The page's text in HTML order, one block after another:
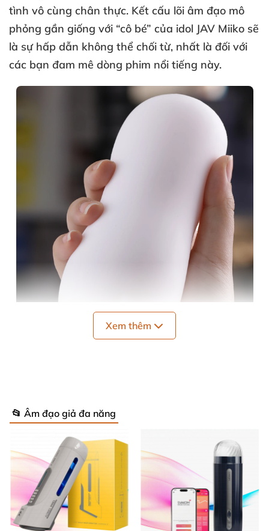
tình vô cùng chân thực. Kết cấu lõi âm đạo mô
phỏng gần giống với “cô bé” của idol JAV Miiko sẽ
là sự hấp dẫn không thể chối từ, nhất là đối với
các bạn đam mê dòng phim nổi tiếng này.
Bím giả NPG Miikolàsilicone nguyên khối trông như
một viên kẹo dẻo màu trắng
, nằm vừa bàn tay
của
bạn. Sự kết hợp hoàn hảo
với cấu trúc hai lớp giúp
bạn tận hưởng niềm vui một cách vô cùng chân thật
Nhà sản xuất NPG
đã kết hợp với idol JAV Miiko để
tạo nên sản phẩm , cho trải nghiệm của bạn thêm
phần hứng thú.
Xem thêm
📂 Âm đạo giả đa năng